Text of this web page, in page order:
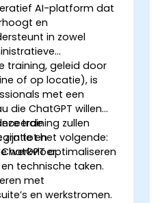
AI-platform dat
en
in zowel
training, geleid door
of op locatie), is
met een
die ChatGPT willen
en
werkvloer.
training zullen
tot het volgende:
optimaliseren
technische taken.
met
en werkstromen.